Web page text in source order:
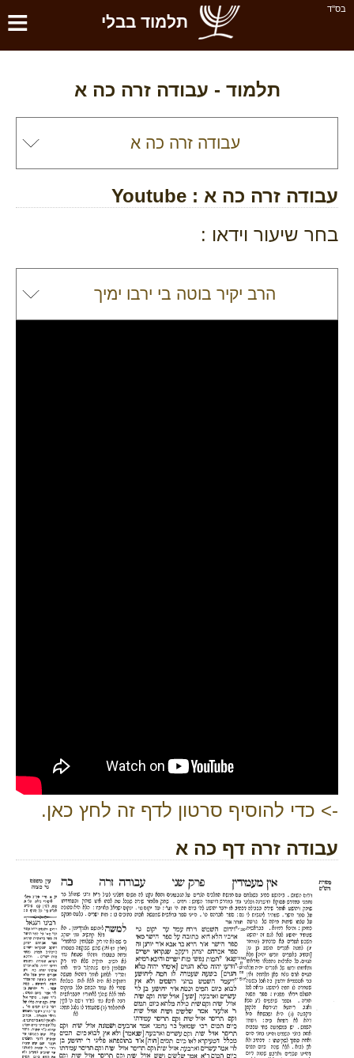
בס''ד ≡ תלמוד בבלי
תלמוד - עבודה זרה כה א
עבודה זרה כה א : Youtube
בחר שיעור וידאו :
-> כדי להוסיף סרטון לדף זה לחץ כאן.
עבודה זרה דף כה א